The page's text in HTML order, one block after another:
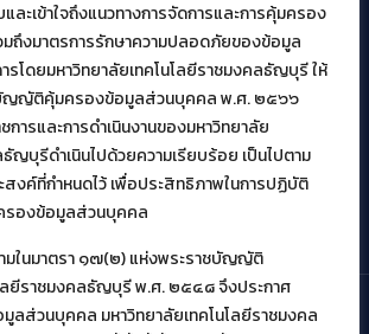
ละเข้าใจถึงแนวทางการจัดการและการคุ้มครอง
ถึงมาตรการรักษาความปลอดภัยของข้อมูล
รโดยมหาวิทยาลัยเทคโนโลยีราชมงคลธัญบุรี ให้
บัญญัติคุ้มครองข้อมูลส่วนบุคคล พ.ศ. ๒๕๖๖
การและการดำเนินงานของมหาวิทยาลัย
ญบุรีดำเนินไปด้วยความเรียบร้อย เป็นไปตาม
สงค์ที่กำหนดไว้ เพื่อประสิทธิภาพในการปฏิบัติ
รองข้อมูลส่วนบุคคล
มในมาตรา ๑๗(๒) แห่งพระราชบัญญัติ
ลยีราชมงคลธัญบุรี พ.ศ. ๒๕๔๘ จึงประกาศ
ลส่วนบุคคล มหาวิทยาลัยเทคโนโลยีราชมงคล
รให้กับหน่วยงานภายนอก
มและพัฒนาผู้ประกอบการ SME โดย. มทร.ธัญบุรี
มโยงเครือข่ายผู้ให้บริการเครื่องจักรกลทางการ
การส่งเสริมการรแปรรูปสินค้าเกษตรระดับชุมชน
หกรรม
บเศรษฐกิจและสังคมรายตำบลแบบบูรณาการ (1
ย)